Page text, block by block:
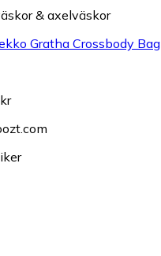
& axelväskor
Gratha Crossbody Bag